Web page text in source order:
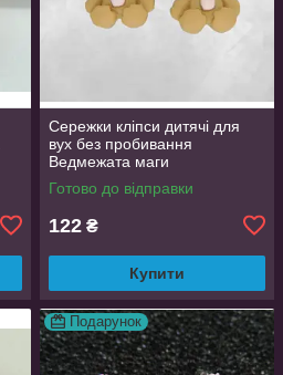
Сережки кліпси дитячі для
вух без пробивання
Ведмежата маги
Готово до відправки
122 ₴
Купити
Подарунок